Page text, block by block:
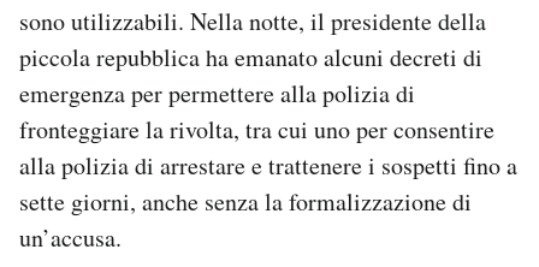
sono utilizzabili. Nella notte, il presidente della
piccola repubblica ha emanato alcuni decreti di
emergenza per permettere alla polizia di
fronteggiare la rivolta, tra cui uno per consentire
alla polizia di arrestare e trattenere i sospetti fino a
sette giorni, anche senza la formalizzazione di
un’accusa.